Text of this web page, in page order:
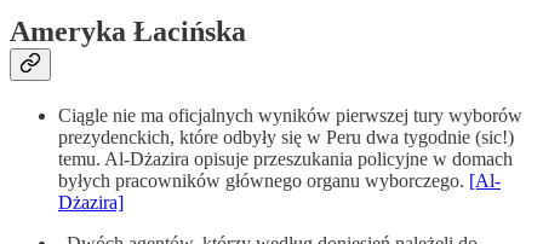
Ameryka Łacińska
Ciągle nie ma oficjalnych wyników pierwszej tury wyborów
prezydenckich, które odbyły się w Peru dwa tygodnie (sic!)
temu. Al-Dżazira opisuje przeszukania policyjne w domach
byłych pracowników głównego organu wyborczego. [Al-
Dżazira]